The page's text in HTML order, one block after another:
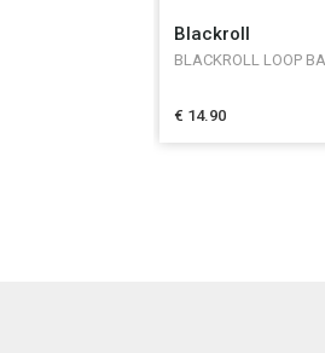
Blackroll
BLACKROLL LOOP
€ 14.90